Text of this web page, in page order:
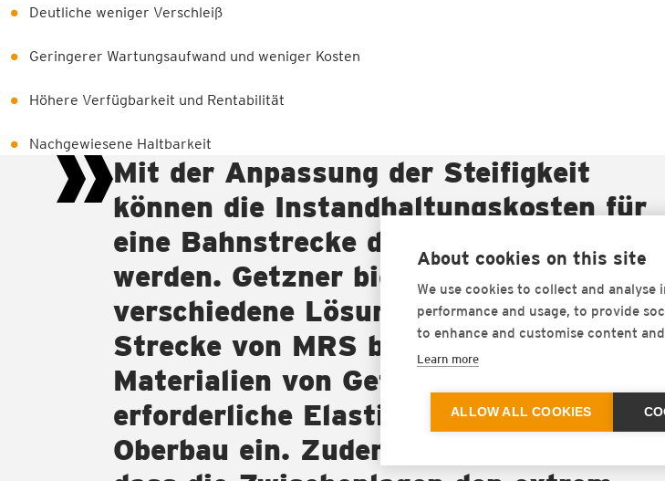
Deutliche weniger Verschleiß
Geringerer Wartungsaufwand und weniger Kosten
Höhere Verfügbarkeit und Rentabilität
Nachgewiesene Haltbarkeit
Mit der Anpassung der Steifigkeit
können die Instandhaltungskosten für
eine Bahnstrecke deutlich reduziert
werden. Getzner bietet dafür
verschiedene Lösungen an. Auf der
Strecke von MRS bringen die
Materialien von Getzner die
erforderliche Elastizität in den
Oberbau ein. Zudem hat sich gezeigt,
About cookies on this site
We use cookies to collect and
performance and usage, to provide
to enhance and customise content
Learn more
ALLOW ALL COOKIES